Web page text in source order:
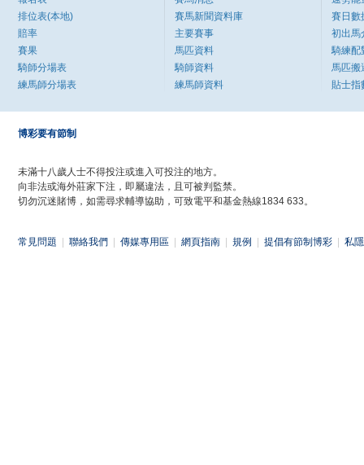
排位表(本地)
賠率
賽果
騎師分場表
練馬師分場表
賽馬新聞資料庫
主要賽事
馬匹資料
騎師資料
練馬師資料
賽日數
初出馬
騎練配
馬匹搬
貼士指
博彩要有節制
未滿十八歲人士不得投注或進入可投注的地方。
向非法或海外莊家下注，即屬違法，且可被判監禁。
切勿沉迷賭博，如需尋求輔導協助，可致電平和基金熱線1834 633。
常見問題 聯絡我們 傳媒專用區 網頁指南 規例 提倡有節制博彩 私